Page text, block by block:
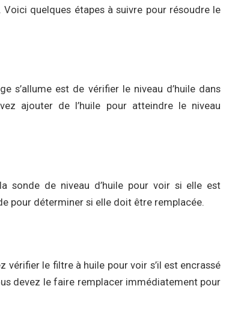
quelques étapes à suivre pour résoudre le
s’allume est de vérifier le niveau d’huile dans
ajouter de l’huile pour atteindre le niveau
sonde de niveau d’huile pour voir si elle est
pour déterminer si elle doit être remplacée.
vérifier le filtre à huile pour voir s’il est encrassé
devez le faire remplacer immédiatement pour